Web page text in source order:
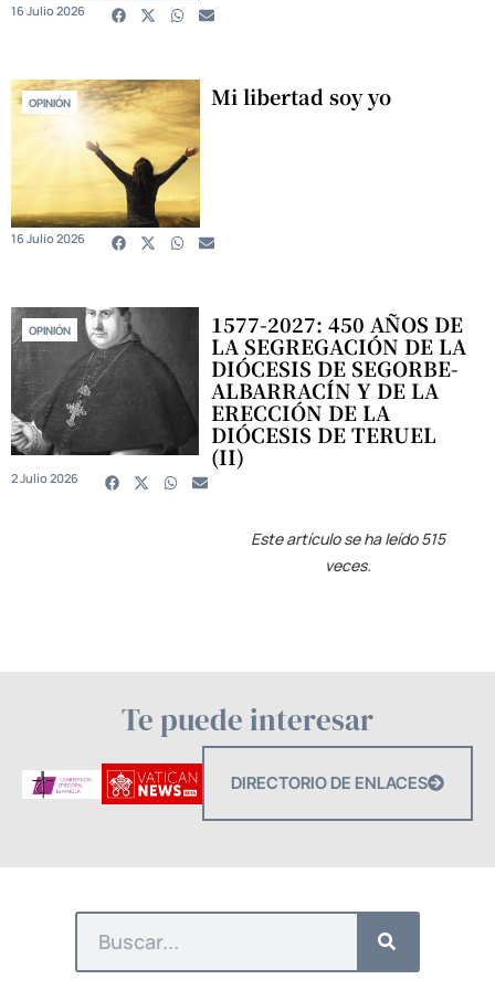
16 Julio 2026
OPINIÓN Mi libertad soy yo
16 Julio 2026
OPINIÓN 1577-2027: 450 AÑOS DE
LA SEGREGACIÓN DE LA
DIÓCESIS DE SEGORBE-
ALBARRACÍN Y DE LA
ERECCIÓN DE LA
DIÓCESIS DE TERUEL
(II)
2 Julio 2026
Este artículo se ha leído 515
veces.
Te puede interesar
DIRECTORIO DE ENLACES